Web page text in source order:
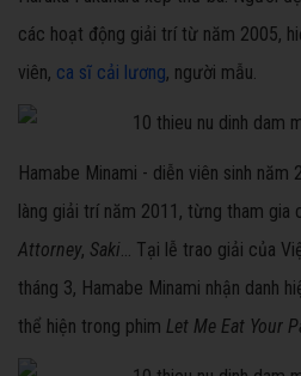
các hoạt động giải trí từ năm 2005,
viên, ca sĩ cải lương, người mẫu.
Hamabe Minami - diễn viên sinh
làng giải trí năm 2011, từng tham gia
Attorney, Saki... Tại lễ trao giải của
tháng 3, Hamabe Minami nhận danh
thể hiện trong phim Let Me Eat Your